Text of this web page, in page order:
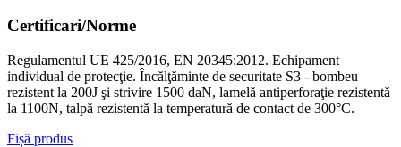
Certificari/Norme
Regulamentul UE 425/2016, EN 20345:2012. Echipament
individual de protecţie. Încălţăminte de securitate S3 - bombeu
rezistent la 200J şi strivire 1500 daN, lamelă antiperforaţie rezistentă
la 1100N, talpă rezistentă la temperatură de contact de 300°C.
Fișă produs